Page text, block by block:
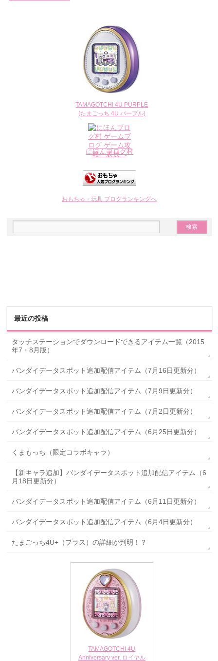
TAMAGOTCHI 4U PURPLE
(たまごっち 4U パープル)
にほんブログ村
おもちゃ・玩具 ブログランキングへ
最近の投稿
タッチステーションでダウンロードできるアイテム一覧（2015
年7・8月版）
バンダイデータスポット追加配信アイテム（7月16日更新分）
バンダイデータスポット追加配信アイテム（7月9日更新分）
バンダイデータスポット追加配信アイテム（7月2日更新分）
バンダイデータスポット追加配信アイテム（6月25日更新分）
くまもっち（限定コラボキャラ）
【新キャラ追加】バンダイデータスポット追加配信アイテム（6
月18日更新分）
バンダイデータスポット追加配信アイテム（6月11日更新分）
バンダイデータスポット追加配信アイテム（6月4日更新分）
たまごっち4U+（プラス）の詳細が判明！？
TAMAGOTCHI 4U
Anniversary ver. ロイヤル